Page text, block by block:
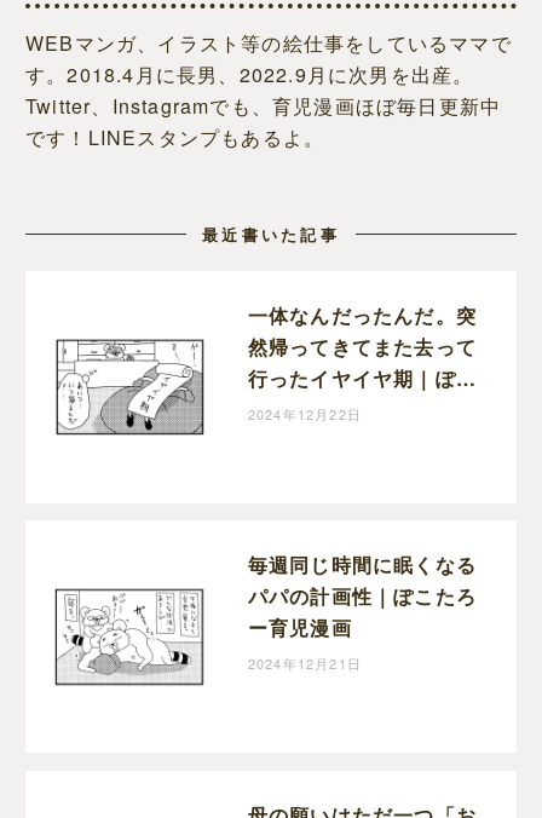
WEBマンガ、イラスト等の絵仕事をしているママで
す。2018.4月に長男、2022.9月に次男を出産。
Twitter、Instagramでも、育児漫画ほぼ毎日更新中
です！LINEスタンプもあるよ。
最近書いた記事
一体なんだったんだ。突
然帰ってきてまた去って
行ったイヤイヤ期｜ぽこ
たろー育児漫画
2024年12月22日
毎週同じ時間に眠くなる
パパの計画性｜ぽこたろ
ー育児漫画
2024年12月21日